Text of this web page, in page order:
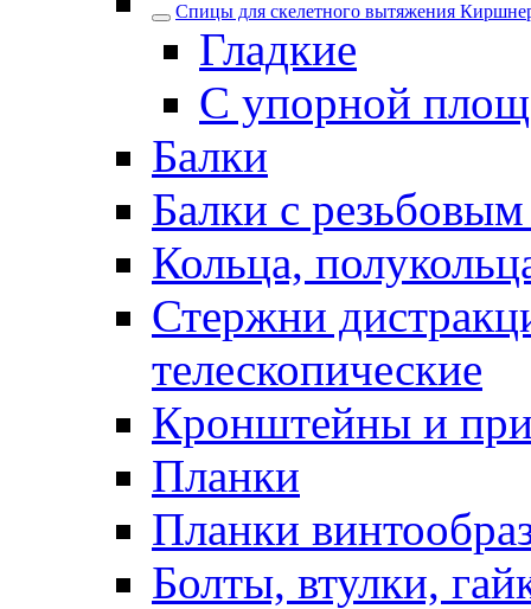
Спицы для cкелетного вытяжения
Гладкие
С упорной
Балки
Балки с
Кольца,
Стержни
телескопические
Кронштейны и
Планки
Планки
Болты, втулки,